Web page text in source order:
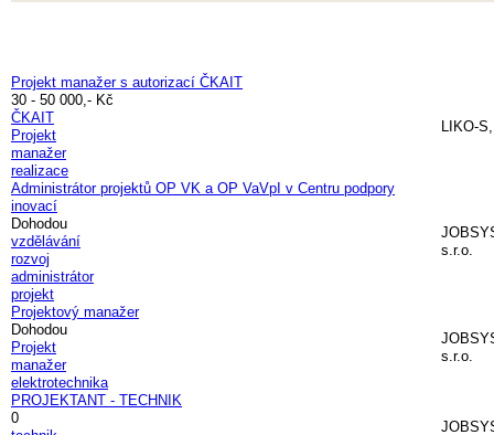
Projekt manažer s autorizací ČKAIT
30 - 50 000,- Kč
ČKAIT
Projekt
manažer
realizace
LIKO-
Administrátor projektů OP VK a OP VaVpI v Centru podpory
inovací
Dohodou
vzdělávání
rozvoj
administrátor
projekt
s.r.o.
Projektový manažer
Dohodou
Projekt
manažer
elektrotechnika
s.r.o.
PROJEKTANT - TECHNIK
0